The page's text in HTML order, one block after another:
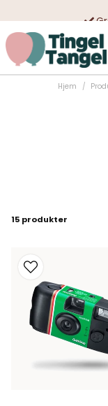
10
Hjem
15 produkter